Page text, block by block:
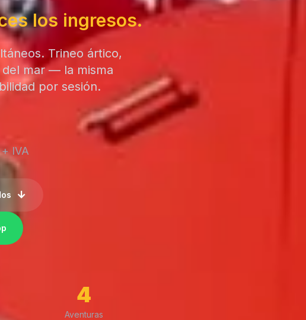
los ingresos.
Trineo ártico,
mar — la misma
por sesión.
+ IVA
4
Aventuras